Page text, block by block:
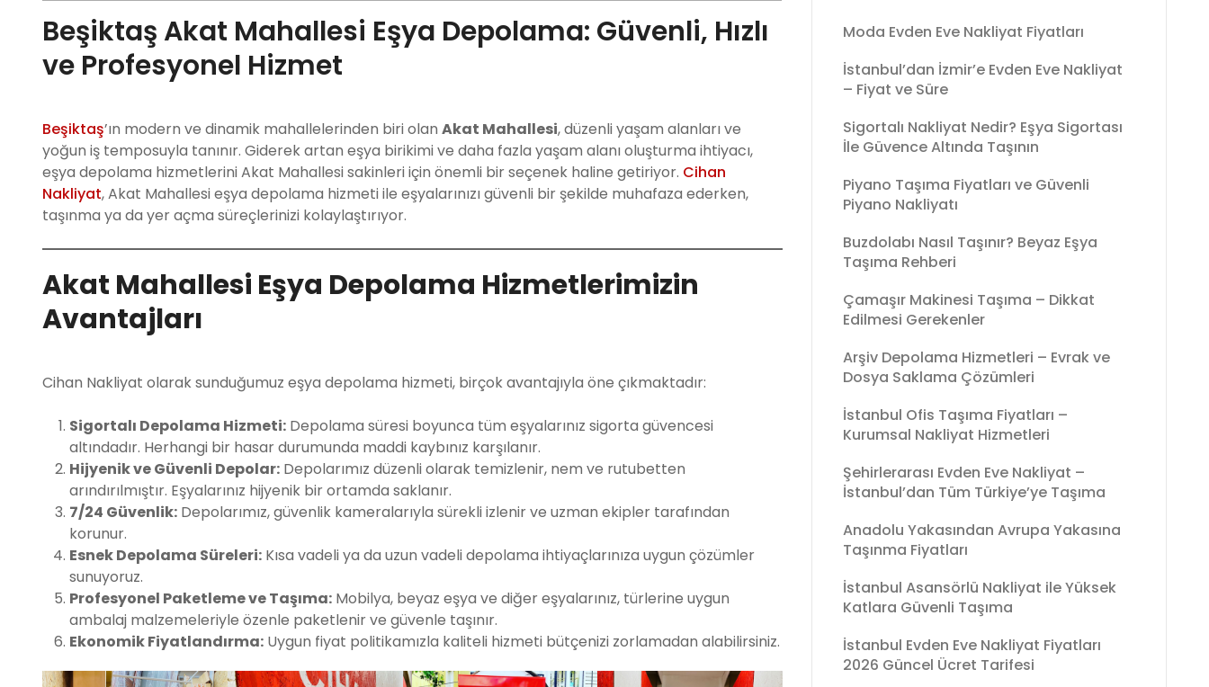
Beşiktaş Akat Mahallesi Eşya Depolama: Güvenli, Hızlı
ve Profesyonel Hizmet
Beşiktaş’ın modern ve dinamik mahallelerinden biri olan Akat Mahallesi, düzenli yaşam alanları ve
yoğun iş temposuyla tanınır. Giderek artan eşya birikimi ve daha fazla yaşam alanı oluşturma ihtiyacı,
eşya depolama hizmetlerini Akat Mahallesi sakinleri için önemli bir seçenek haline getiriyor. Cihan
Nakliyat, Akat Mahallesi eşya depolama hizmeti ile eşyalarınızı güvenli bir şekilde muhafaza ederken,
taşınma ya da yer açma süreçlerinizi kolaylaştırıyor.
Akat Mahallesi Eşya Depolama Hizmetlerimizin
Avantajları
Cihan Nakliyat olarak sunduğumuz eşya depolama hizmeti, birçok avantajıyla öne çıkmaktadır:
Sigortalı Depolama Hizmeti: Depolama süresi boyunca tüm eşyalarınız sigorta güvencesi
altındadır. Herhangi bir hasar durumunda maddi kaybınız karşılanır.
Hijyenik ve Güvenli Depolar: Depolarımız düzenli olarak temizlenir, nem ve rutubetten
arındırılmıştır. Eşyalarınız hijyenik bir ortamda saklanır.
7/24 Güvenlik: Depolarımız, güvenlik kameralarıyla sürekli izlenir ve uzman ekipler tarafından
korunur.
Esnek Depolama Süreleri: Kısa vadeli ya da uzun vadeli depolama ihtiyaçlarınıza uygun çözümler
sunuyoruz.
Profesyonel Paketleme ve Taşıma: Mobilya, beyaz eşya ve diğer eşyalarınız, türlerine uygun
ambalaj malzemeleriyle özenle paketlenir ve güvenle taşınır.
Ekonomik Fiyatlandırma: Uygun fiyat politikamızla kaliteli hizmeti bütçenizi zorlamadan alabilirsiniz.
Moda Evden Eve Nakliyat Fiyatları
İstanbul’dan İzmir’e Evden Eve Nakliyat
– Fiyat ve Süre
Sigortalı Nakliyat Nedir? Eşya Sigortası
İle Güvence Altında Taşının
Piyano Taşıma Fiyatları ve Güvenli
Piyano Nakliyatı
Buzdolabı Nasıl Taşınır? Beyaz Eşya
Taşıma Rehberi
Çamaşır Makinesi Taşıma – Dikkat
Edilmesi Gerekenler
Arşiv Depolama Hizmetleri – Evrak ve
Dosya Saklama Çözümleri
İstanbul Ofis Taşıma Fiyatları –
Kurumsal Nakliyat Hizmetleri
Şehirlerarası Evden Eve Nakliyat –
İstanbul’dan Tüm Türkiye’ye Taşıma
Anadolu Yakasından Avrupa Yakasına
Taşınma Fiyatları
İstanbul Asansörlü Nakliyat ile Yüksek
Katlara Güvenli Taşıma
İstanbul Evden Eve Nakliyat Fiyatları
2026 Güncel Ücret Tarifesi